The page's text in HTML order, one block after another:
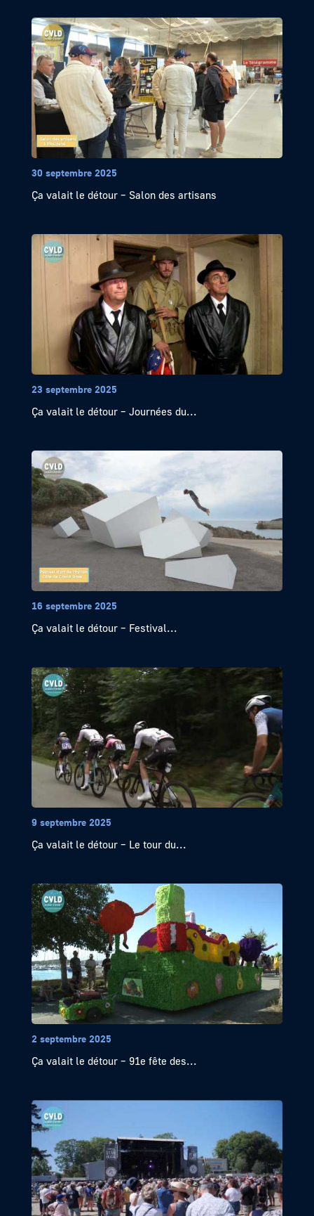
30 septembre 2025
Ça valait le détour – Salon des artisans
23 septembre 2025
Ça valait le détour – Journées du...
16 septembre 2025
Ça valait le détour – Festival...
9 septembre 2025
Ça valait le détour – Le tour du...
2 septembre 2025
Ça valait le détour – 91e fête des...